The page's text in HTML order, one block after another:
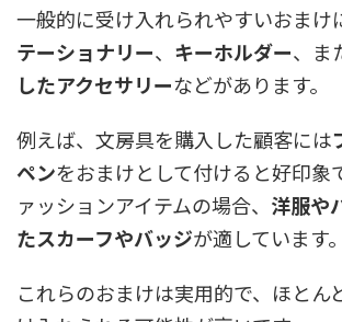
一般的に受け入れられやすいおまけ
テーショナリー、 キーホルダー、ま
したアクセサリーなどがあります。
例えば、文房具を購入した顧客には
ペンをおまけとして付けると好印象
ァッションアイテムの場合、 洋服や
たスカーフやバッジが適しています。
これらのおまけは実用的で、ほとん